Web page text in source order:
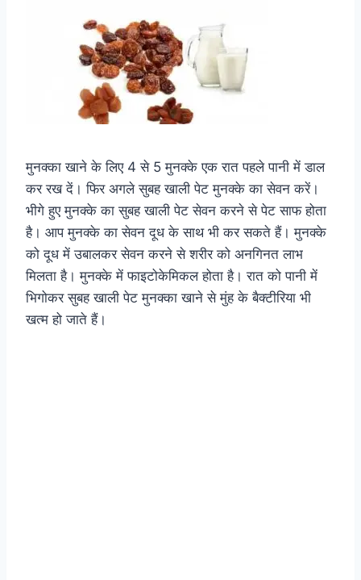
मुनक्का खाने के लिए 4 से 5 मुनक्के एक रात पहले पानी में डाल
कर रख दें। फिर अगले सुबह खाली पेट मुनक्के का सेवन करें।
भीगे हुए मुनक्के का सुबह खाली पेट सेवन करने से पेट साफ होता
है। आप मुनक्के का सेवन दूध के साथ भी कर सकते हैं। मुनक्के
को दूध में उबालकर सेवन करने से शरीर को अनगिनत लाभ
मिलता है। मुनक्के में फाइटोकेमिकल होता है। रात को पानी में
भिगोकर सुबह खाली पेट मुनक्का खाने से मुंह के बैक्टीरिया भी
खत्म हो जाते हैं।